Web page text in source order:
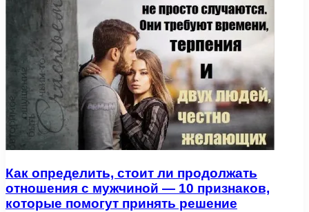
Как определить, стоит ли продолжать
отношения с мужчиной — 10 признаков,
которые помогут принять решение